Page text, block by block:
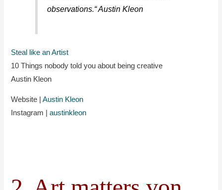
observations.“ Austin Kleon
Steal like an Artist
10 Things nobody told you about being creative
Austin Kleon
Website |Austin Kleon
Instagram |austinkleon